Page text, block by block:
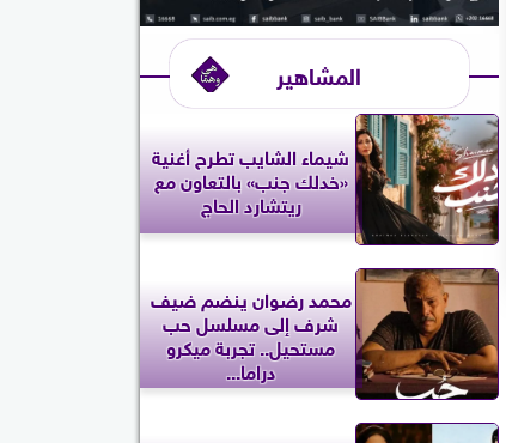
المشاهير
شيماء الشايب تطرح أغنية
«خدلك جنب» بالتعاون مع
ريتشارد الحاج
محمد رضوان ينضم ضيف
شرف إلى مسلسل حب
مستحيل.. تجربة ميكرو
دراما...